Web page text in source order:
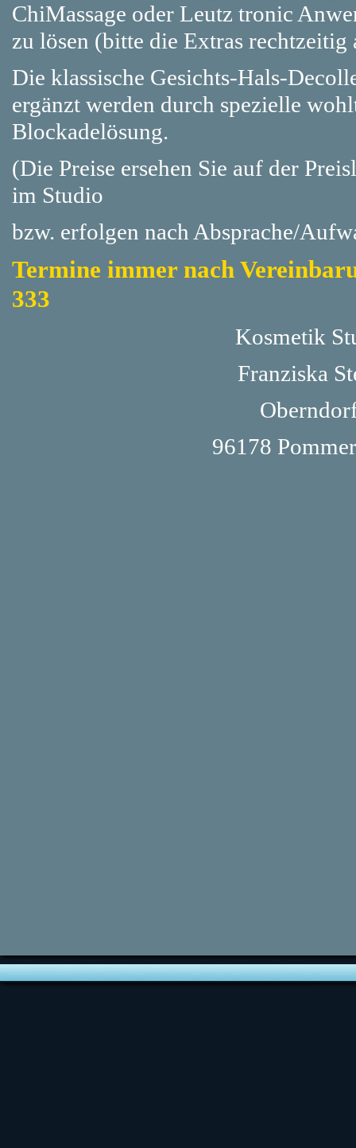
ChiMassage oder Leutz tronic
zu lösen (bitte die Extras rechtzeitig
Die klassische Gesichts-Hals-
ergänzt werden durch spezielle
Blockadelösung.
(Die Preise ersehen Sie auf der
im Studio
bzw. erfolgen nach Absprache/
Termine immer nach
333
Kosmetik
Franziska
96178